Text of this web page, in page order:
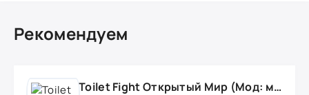
Рекомендуем
Toilet Fight Открытый Мир (Мод: много чипов, денег, все открыто, бессмертие, урон, 50+ читов)